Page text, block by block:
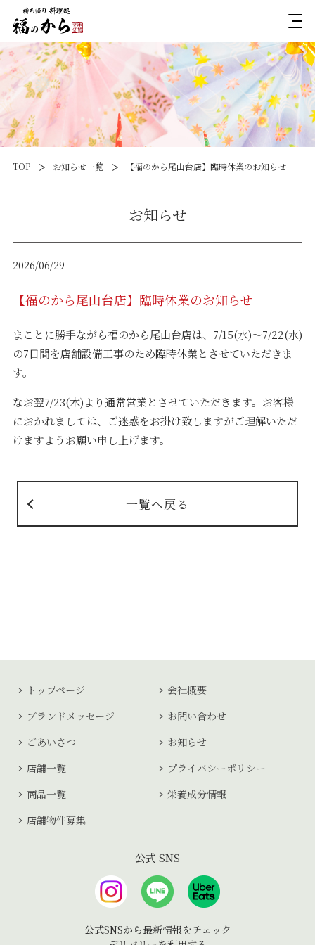
TOP お知らせ一覧 【福のから尾山台店】臨時休業のお知らせ
お知らせ
2026/06/29
【福のから尾山台店】臨時休業のお知らせ
まことに勝手ながら福のから尾山台店は、7/15(水)～7/22(水)
の7日間を店舗設備工事のため臨時休業とさせていただきま
す。
なお翌7/23(木)より通常営業とさせていただきます。お客様
におかれましては、ご迷惑をお掛け致しますがご理解いただ
けますようお願い申し上げます。
一覧へ戻る
トップページ
会社概要
ブランドメッセージ
お問い合わせ
ごあいさつ
お知らせ
店舗一覧
プライバシーポリシー
商品一覧
栄養成分情報
店舗物件募集
公式 SNS
公式SNSから最新情報をチェック